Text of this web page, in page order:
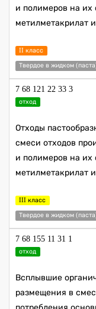
и полимеров на
метилметакрилат
II класс
Твердое в жидком
7 68 121 22 33 3
отход
Отходы
смеси отходов
и полимеров на
метилметакрилат
III класс
Твердое в жидком
7 68 155 11 31 1
отход
Всплывшие
размещения в